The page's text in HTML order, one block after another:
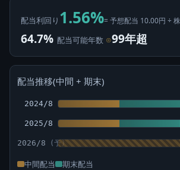
配当利回り 1.56%= 予想配当 10.00円 ÷
64.7% 配当可能年数 ⊙99年超
配当推移(中間 + 期末)
2024/8
2025/8
2026/8
中間配当 期末配当